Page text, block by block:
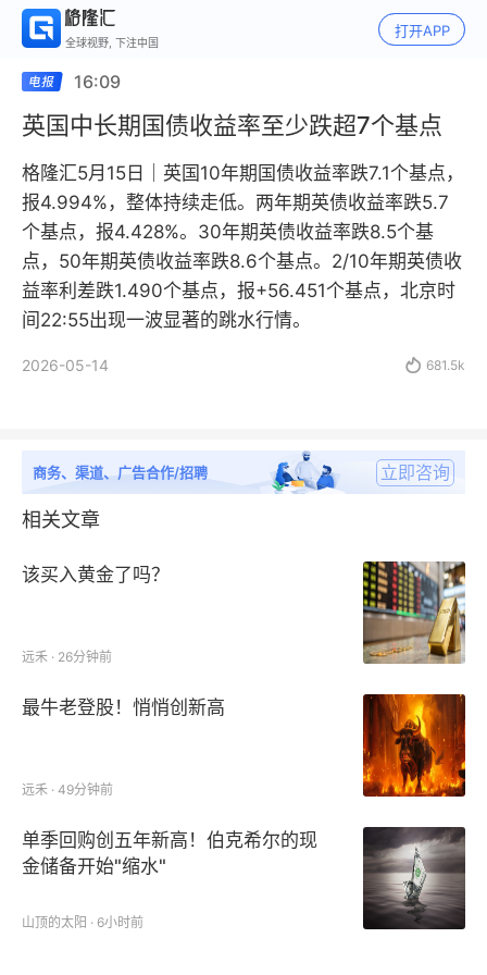
全球视野, 下注中国
打开APP
16:09
英国中长期国债收益率至少跌超7个基点
格隆汇5月15日｜英国10年期国债收益率跌7.1个基点，
报4.994%，整体持续走低。两年期英债收益率跌5.7
个基点，报4.428%。30年期英债收益率跌8.5个基
点，50年期英债收益率跌8.6个基点。2/10年期英债收
益率利差跌1.490个基点，报+56.451个基点，北京时
间22:55出现一波显著的跳水行情。
2026-05-14  681.5k
商务、渠道、广告合作/招聘 立即咨询
相关文章
该买入黄金了吗？
远禾 · 26分钟前
最牛老登股！悄悄创新高
远禾 · 49分钟前
单季回购创五年新高！伯克希尔的现
金储备开始"缩水"
山顶的太阳 · 6小时前